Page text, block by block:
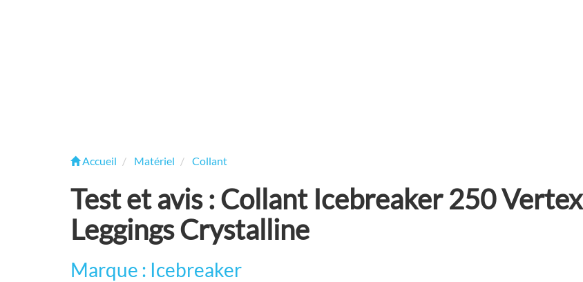
Accueil Matériel Collant
Test et avis : Collant Icebreaker 250 Vertex
Leggings Crystalline
Marque : Icebreaker